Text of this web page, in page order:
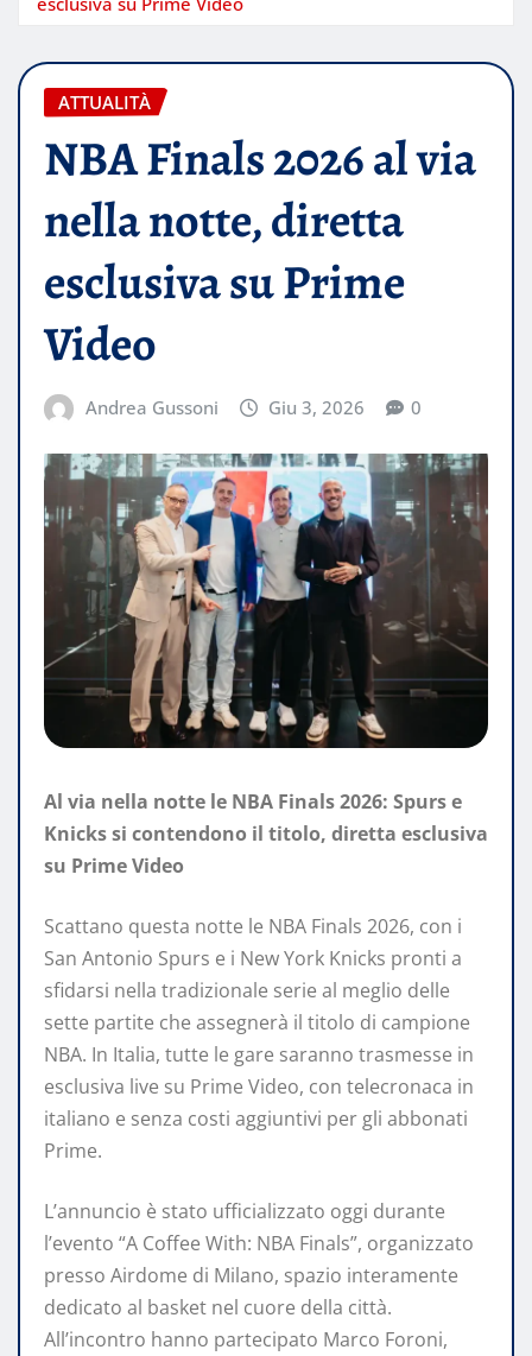
ATTUALITÀ
NBA Finals 2026 al via
nella notte, diretta
esclusiva su Prime
Video
Andrea Gussoni Giu 3, 2026 0
Al via nella notte le NBA Finals 2026: Spurs e
Knicks si contendono il titolo, diretta esclusiva
su Prime Video
Scattano questa notte le NBA Finals 2026, con i
San Antonio Spurs e i New York Knicks pronti a
sfidarsi nella tradizionale serie al meglio delle
sette partite che assegnerà il titolo di campione
NBA. In Italia, tutte le gare saranno trasmesse in
esclusiva live su Prime Video, con telecronaca in
italiano e senza costi aggiuntivi per gli abbonati
Prime.
L’annuncio è stato ufficializzato oggi durante
l’evento “A Coffee With: NBA Finals”, organizzato
presso Airdome di Milano, spazio interamente
dedicato al basket nel cuore della città.
All’incontro hanno partecipato Marco Foroni,